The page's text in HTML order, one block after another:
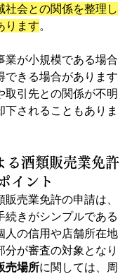
社会との関係を整理し
ります。
業が小規模である場合
できる場合があります
取引先との関係が不明
下されることもありま
る酒類販売業免許
イント
売業免許の申請は、
続きがシンプルである
人の信用や店舗所在地
分が審査の対象となり
売場所に関しては、周